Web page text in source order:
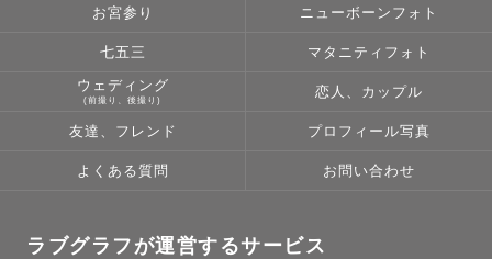
✼••┈┈┈••✼••┈┈┈••✼••┈┈┈••✼
ふんわり、キラキラとした優しいテイストの撮影が得意で
ご家族の“幸せ”をぎゅっと詰め込んだ自然な雰囲気のお写
また撮影中に起こるハプニングやカオス現場も、まるごと
お宮参り ニューボーンフォト
七五三 マタニティフォト
ウェディング
(前撮り、後撮り)
恋人、カップル
友達、フレンド プロフィール写真
よくある質問 お問い合わせ
ラブグラフが運営するサービス